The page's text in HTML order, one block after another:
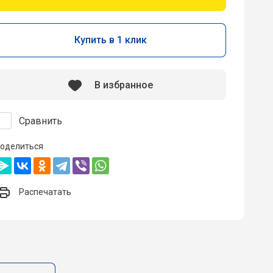
Купить в 1 клик
Сравнить
В избранное
Распечатать